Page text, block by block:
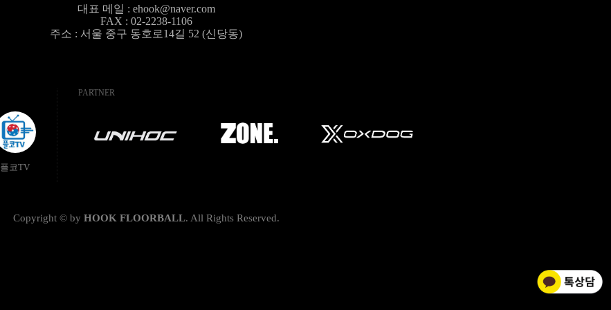
대표 메일 : ehook@naver.com
FAX : 02-2238-1106
주소 : 서울 중구 동호로14길 52 (신당동)
플코TV
PARTNER
Copyright © by HOOK FLOORBALL. All Rights Reserved.